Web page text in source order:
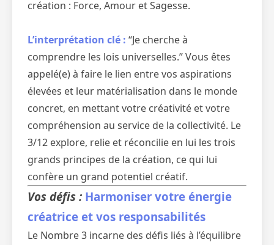
création : Force, Amour et Sagesse.
L’interprétation clé : “Je cherche à
comprendre les lois universelles.” Vous êtes
appelé(e) à faire le lien entre vos aspirations
élevées et leur matérialisation dans le monde
concret, en mettant votre créativité et votre
compréhension au service de la collectivité. Le
3/12 explore, relie et réconcilie en lui les trois
grands principes de la création, ce qui lui
confère un grand potentiel créatif.
Vos défis : Harmoniser votre énergie
créatrice et vos responsabilités
Le Nombre 3 incarne des défis liés à l’équilibre